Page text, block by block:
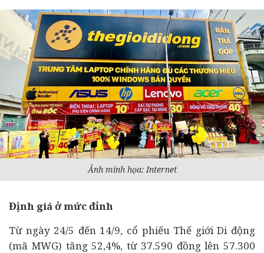
Ảnh minh họa: Internet
Định giá ở mức đỉnh
Từ ngày 24/5 đến 14/9, cổ phiếu Thế giới Di động
(mã MWG) tăng 52,4%, từ 37.590 đồng lên 57.300